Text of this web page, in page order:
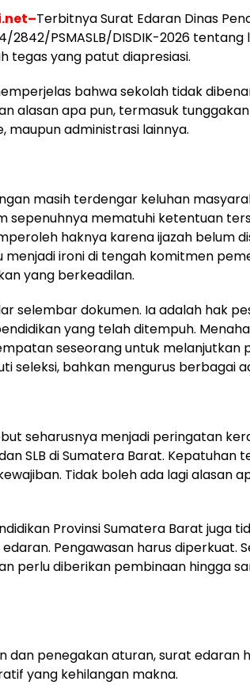
Terbitnya Surat Edaran Dinas
2842/PSMASLB/DISDIK-2026
tegas yang patut diapresiasi.
bahwa sekolah tidak
alasan apa pun, termasuk
maupun administrasi lainnya.
masih terdengar keluhan
sepenuhnya mematuhi ketentuan
haknya karena ijazah belum
menjadi ironi di tengah komitmen
yang berkeadilan.
selembar dokumen. Ia adalah hak
yang telah ditempuh.
seseorang untuk melanjutkan
seleksi, bahkan mengurus berbagai
seharusnya menjadi peringatan
dan SLB di Sumatera Barat.
Tidak boleh ada lagi alasan
Provinsi Sumatera Barat juga
Pengawasan harus diperkuat.
perlu diberikan pembinaan hingga
dan penegakan aturan, surat edaran
yang kehilangan makna.